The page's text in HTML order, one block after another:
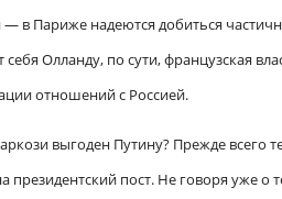
— в Париже надеются добиться
Олланду, по сути, французская
отношений с Россией.
выгоден Путину? Прежде всего
президентский пост. Не говоря уже о